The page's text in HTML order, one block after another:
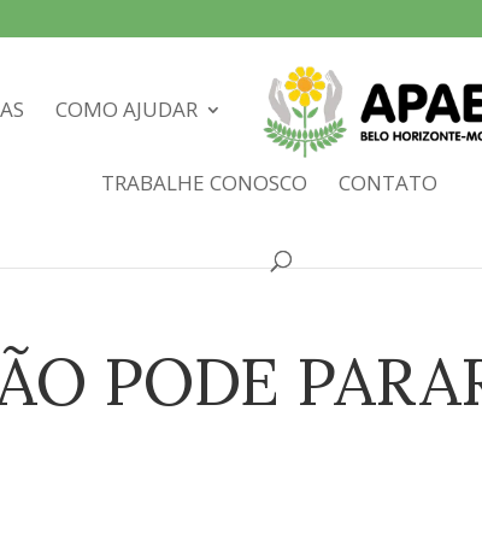
COMO AJUDAR
TRABALHE CONOSCO CONTATO
PODE